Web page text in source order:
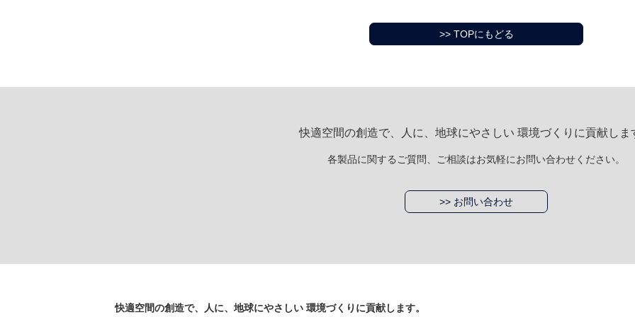
>> TOPにもどる
快適空間の創造で、人に、地球にやさしい 環境づくりに貢献しま
各製品に関するご質問、ご相談はお気軽にお問い合わせください。
>> お問い合わせ
快適空間の創造で、人に、地球にやさしい 環境づくりに貢献します。